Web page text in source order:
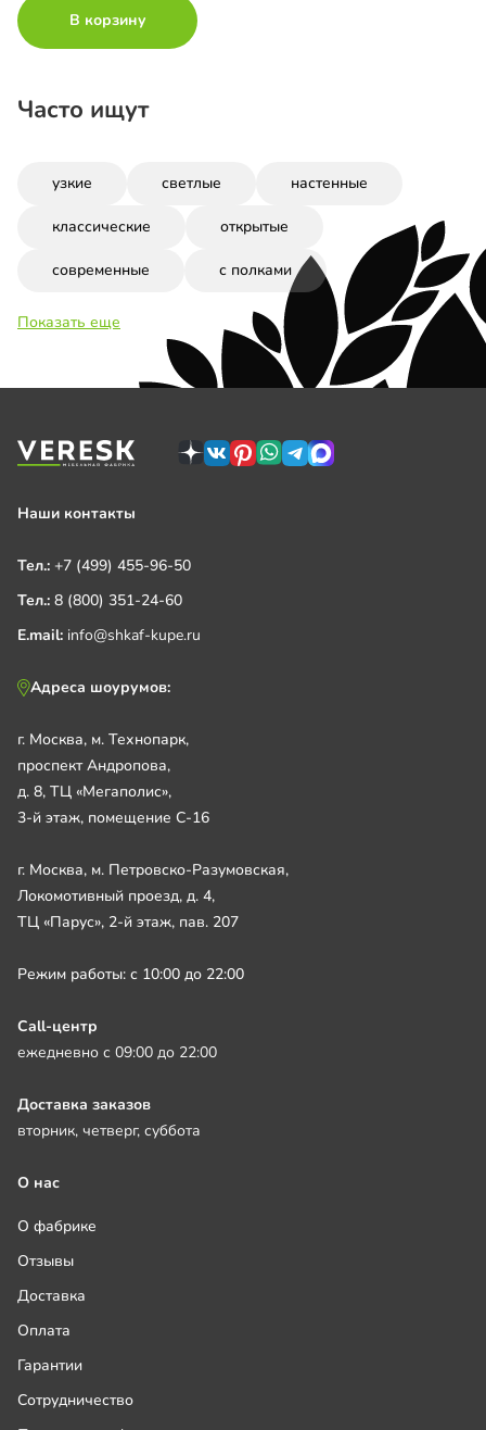
В корзину
Часто ищут
узкие светлые настенные
классические открытые
современные с полками
Показать еще
Наши контакты
Тел.: +7 (499) 455-96-50
Тел.: 8 (800) 351-24-60
E.mail: info@shkaf-kupe.ru
Адреса шоурумов:
г. Москва, м. Технопарк,
проспект Андропова,
д. 8, ТЦ «Мегаполис»,
3-й этаж, помещение С-16
г. Москва, м. Петровско-Разумовская,
Локомотивный проезд, д. 4,
ТЦ «Парус», 2-й этаж, пав. 207
Режим работы: с 10:00 до 22:00
Call-центр
ежедневно с 09:00 до 22:00
Доставка заказов
вторник, четверг, суббота
О нас
О фабрике
Отзывы
Доставка
Оплата
Гарантии
Сотрудничество